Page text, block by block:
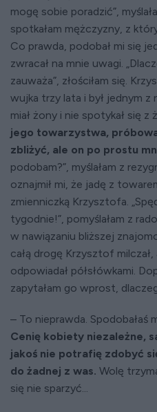
mogę sobie poradzić”,
spotkałam mężczyzny, z
Co prawda, podobał mi się
zwracał na mnie uwagi.
zauważa”, złościłam się.
wujka trzy lata i był jednym
miał żony i nie spotykał się z
jego towarzystwa,
zbliżyć, ale on po prostu
podobam?”, myślałam z
oznajmił mi, że jadę z
zmienniczką Krzysztofa.
tygodnie!”, pomyślałam z
w nawiązaniu bliższej
całą drogę Krzysztof
odpowiadał półsłówkami.
zapytałam go wprost,
– To nieprawda. Spodobałaś
Cenię kobiety niezależne,
jakoś nie potrafię zdobyć
do żadnej z was. Wolę
się nie sparzyć...